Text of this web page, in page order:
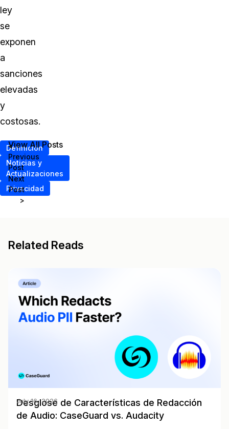
ley
se
exponen
a
sanciones
elevadas
y
costosas.
Definición
Noticias y
Actualizaciones
Privacidad
<
Previous
Post
Next
Post
>
View All Posts
Related Reads
Desglose de Características de Redacción
de Audio: CaseGuard vs. Audacity
July 16, 2026